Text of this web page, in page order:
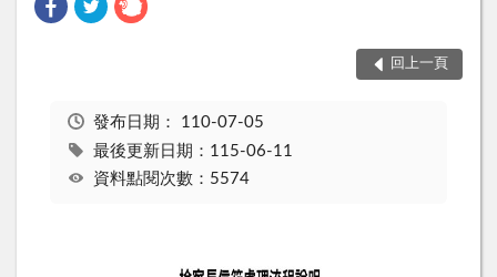
回上一頁
發布日期： 110-07-05
最後更新日期：115-06-11
資料點閱次數：5574